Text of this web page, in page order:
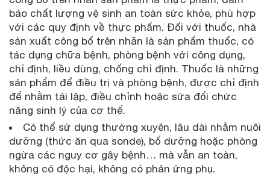
bảo chất lượng vệ sinh an toàn sức khỏe, phù hợp
với các quy định về thực phẩm. Đối với thuốc, nhà
sản xuất công bố trên nhãn là sản phẩm thuốc, có
tác dụng chữa bệnh, phòng bệnh với công dụng,
chỉ định, liều dùng, chống chỉ định. Thuốc là những
sản phẩm để điều trị và phòng bệnh, được chỉ định
để nhằm tái lập, điều chỉnh hoặc sửa đổi chức
năng sinh lý của cơ thể.
Có thể sử dụng thường xuyên, lâu dài nhằm nuôi
dưỡng (thức ăn qua sonde), bổ dưỡng hoặc phòng
ngừa các nguy cơ gây bệnh… mà vẫn an toàn,
không có độc hại, không có phản ứng phụ.